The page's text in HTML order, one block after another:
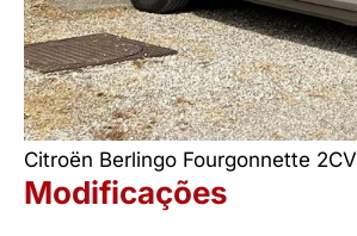
Citroën Berlingo Fourgonnette
Modificações